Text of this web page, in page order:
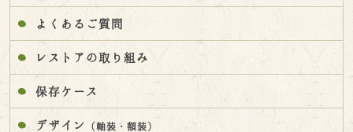
よくあるご質問
レストアの取り組み
保存ケース
デザイン （軸装・額装）